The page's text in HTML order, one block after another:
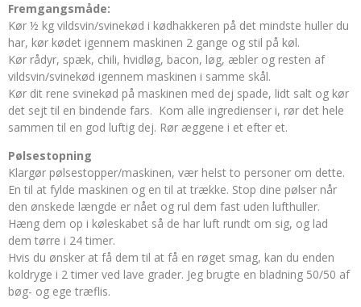
Fremgangsmåde:
Kør ½ kg vildsvin/svinekød i kødhakkeren på det mindste huller du
har, kør kødet igennem maskinen 2 gange og stil på køl.
Kør rådyr, spæk, chili, hvidløg, bacon, løg, æbler og resten af
vildsvin/svinekød igennem maskinen i samme skål.
Kør dit rene svinekød på maskinen med dej spade, lidt salt og kør
det sejt til en bindende fars. Kom alle ingredienser i, rør det hele
sammen til en god luftig dej. Rør æggene i et efter et.
Pølsestopning
Klargør pølsestopper/maskinen, vær helst to personer om dette.
En til at fylde maskinen og en til at trække. Stop dine pølser når
den ønskede længde er nået og rul dem fast uden lufthuller.
Hæng dem op i køleskabet så de har luft rundt om sig, og lad
dem tørre i 24 timer.
Hvis du ønsker at få dem til at få en røget smag, kan du enden
koldryge i 2 timer ved lave grader. Jeg brugte en bladning 50/50 af
bøg- og ege træflis.